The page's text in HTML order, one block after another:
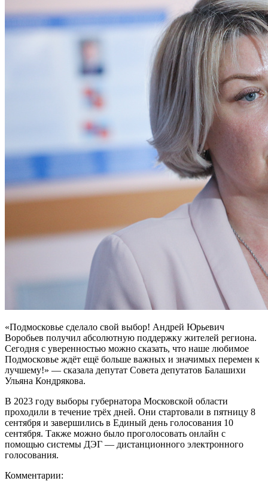
«Подмосковье сделало свой выбор! Андрей Юрьевич
Воробьев получил абсолютную поддержку жителей региона.
Сегодня с уверенностью можно сказать, что наше любимое
Подмосковье ждёт ещё больше важных и значимых перемен к
лучшему!» — сказала депутат Совета депутатов Балашихи
Ульяна Кондрякова.
В 2023 году выборы губернатора Московской области
проходили в течение трёх дней. Они стартовали в пятницу 8
сентября и завершились в Единый день голосования 10
сентября. Также можно было проголосовать онлайн с
помощью системы ДЭГ — дистанционного электронного
голосования.
Комментарии: